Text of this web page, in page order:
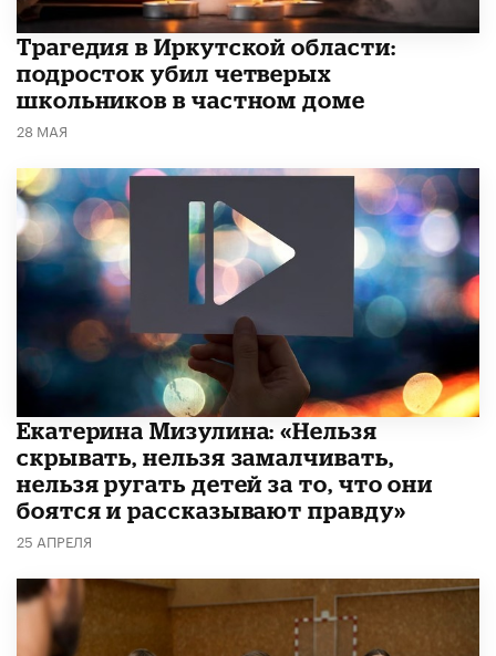
Трагедия в Иркутской области:
подросток убил четверых
школьников в частном доме
28 МАЯ
Екатерина Мизулина: «Нельзя
скрывать, нельзя замалчивать,
нельзя ругать детей за то, что они
боятся и рассказывают правду»
25 АПРЕЛЯ